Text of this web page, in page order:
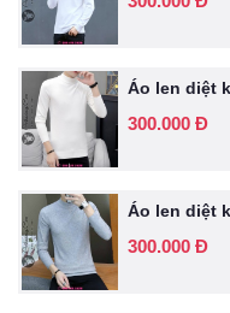
Áo len diệt
300.000 Đ
Áo len diệt
300.000 Đ